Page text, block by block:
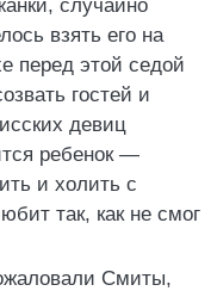
случайно
взять его на
перед этой седой
гостей и
девиц
ребенок —
и холить с
так, как не смог
Смиты,